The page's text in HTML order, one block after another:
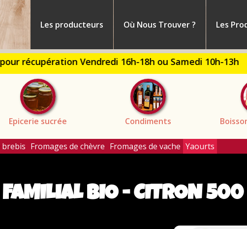
Les producteurs Où Nous Trouver ? Les
Epicerie sucrée Condiments
brebis Fromages de chèvre Fromages de vache Yaourts
FAMILIAL BIO - CITRON 500